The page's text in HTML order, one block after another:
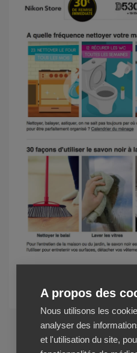
A propos des
Nous utilisons les
analyser des
et l'utilisation du site,